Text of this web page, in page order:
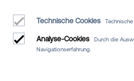
Wer
Technische Cookies
Analyse-Cookies
Durch die
Navigationserfahrung.